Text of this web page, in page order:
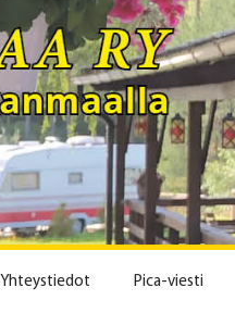
Yhteystiedot Pica-viesti